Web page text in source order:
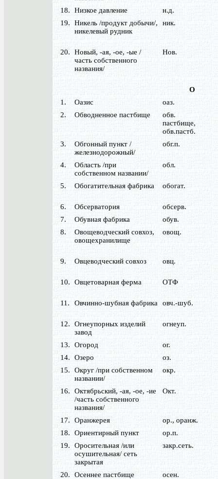
18. Низкое давление
н.д.
19.
Никель /продукт добычи/,
никелевый рудник
ник.
20.
Новый, -ая, -ое, -ые /
часть собственного
названия/
Нов.
О
1.
Оазис
оаз.
2.
Обводненное пастбище
обв.
пастбище,
обв.пастб.
3.
Обгонный пункт /
железнодорожный/
обг.п.
4.
Область /при
собственном названии/
обл.
5. Обогатительная фабрика обогат.
6. Обсерватория
обсерв.
7.
Обувная фабрика
обув.
8.
Овощеводческий совхоз,
овощехранилище
овощ.
9. Овцеводческий совхоз овц.
10. Овцетоварная ферма ОТФ
11. Овчинно-шубная фабрика овч.-шуб.
12.
Огнеупорных изделий
завод
огнеуп.
13. Огород
ог.
14.
Озеро
оз.
15.
Округ /при собственном
названии/
окр.
16.
Октябрьский, -ая, -ое, -ие
/часть собственного
названия/
Окт.
17. Оранжерея
ор., оранж.
18.
Ориентирный пункт
ор.п.
19.
Оросительная /или
осушительная/ сеть
закрытая
закр.сеть.
20. Осеннее пастбище
осен.